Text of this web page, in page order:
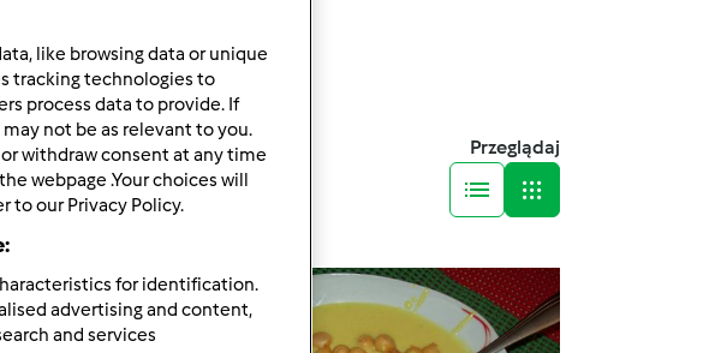
Przeglądaj
like browsing data or unique
tracking technologies to
process data to provide. If
not be as relevant to you.
withdraw consent at any time
webpage .Your choices will
to our Privacy Policy.
for identification.
advertising and content,
and services